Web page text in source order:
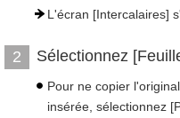
L'écran [Intercalaires]
2 Sélectionnez
Pour ne copier
insérée, sélectionnez